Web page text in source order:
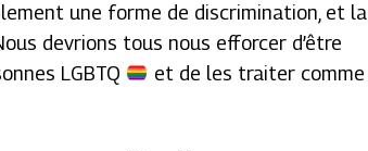
une forme de discrimination, et la
devrions tous nous efforcer d’être
LGBTQ
et de les traiter comme